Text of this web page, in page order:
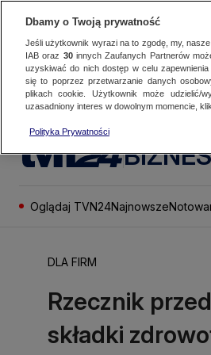
BIZNES
Oglądaj TVN24Najnowsze
DLA FIRM
Rzecznik
składki
Dbamy o Twoją prywatność
Jeśli użytkownik wyrazi na to zgodę, my, nasze
IAB oraz 30innych Zaufanych Partnerów
uzyskiwać do nich dostęp w celu
się to poprzez przetwarzanie danych
plikach cookie. Użytkownik może
uzasadniony interes w dowolnym momencie,
Polityka Prywatności